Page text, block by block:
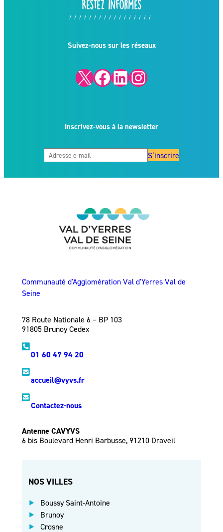
Restez informés
Suivez-nous sur les réseaux
X Facebook LinkedIn Instagram
Inscrivez-vous à la newsletter
S’inscrire
Communauté d'Agglomération Val d'Yerres Val de
Seine
78 Route Nationale 6 – BP 103
91805 Brunoy Cedex
01 60 47 94 20
accueil@vyvs.fr
Contactez-nous
Antenne CAVYVS
6 bis Boulevard Henri Barbusse, 91210 Draveil
NOS VILLES
Boussy Saint-Antoine
Brunoy
Crosne